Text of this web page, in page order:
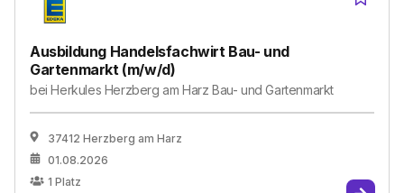
Ausbildung Handelsfachwirt Bau- und
Gartenmarkt (m/w/d)
beiHerkules Herzberg am Harz Bau- und Gartenmarkt
37412 Herzberg am Harz
01.08.2026
1 Platz